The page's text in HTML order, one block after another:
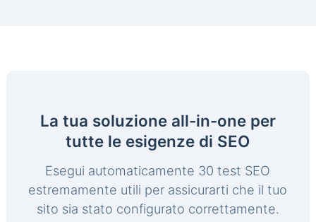
La tua soluzione all-in-one per
tutte le esigenze di SEO
Esegui automaticamente 30 test SEO
estremamente utili per assicurarti che il tuo
sito sia stato configurato correttamente.